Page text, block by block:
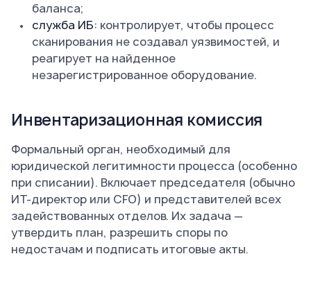
баланса;
cлужба ИБ: контролирует, чтобы процесс
сканирования не создавал уязвимостей, и
реагирует на найденное
незарегистрированное оборудование.
Инвентаризационная комиссия
Формальный орган, необходимый для
юридической легитимности процесса (особенно
при списании). Включает председателя (обычно
ИТ-директор или CFO) и представителей всех
задействованных отделов. Их задача —
утвердить план, разрешить споры по
недостачам и подписать итоговые акты.